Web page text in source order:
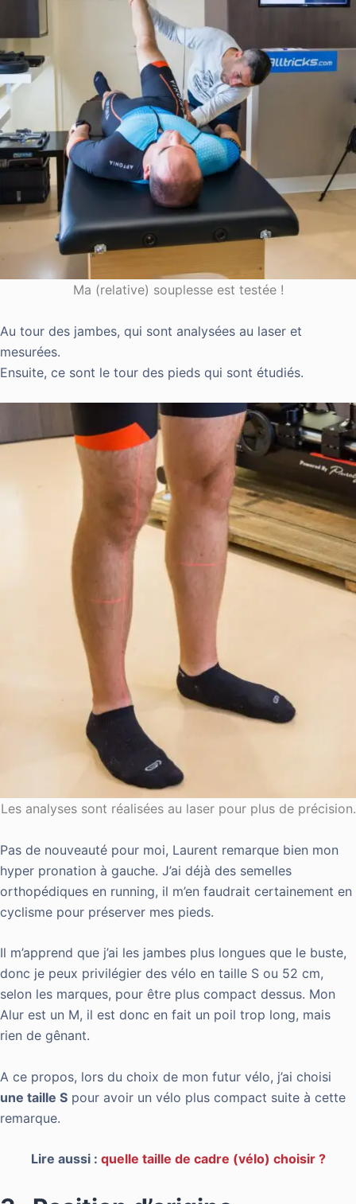
Ma (relative) souplesse est testée !
Au tour des jambes, qui sont analysées au laser et
mesurées.
Ensuite, ce sont le tour des pieds qui sont étudiés.
Les analyses sont réalisées au laser pour plus de précision.
Pas de nouveauté pour moi, Laurent remarque bien mon
hyper pronation à gauche. J’ai déjà des semelles
orthopédiques en running, il m’en faudrait certainement en
cyclisme pour préserver mes pieds.
Il m’apprend que j’ai les jambes plus longues que le buste,
donc je peux privilégier des vélo en taille S ou 52 cm,
selon les marques, pour être plus compact dessus. Mon
Alur est un M, il est donc en fait un poil trop long, mais
rien de gênant.
A ce propos, lors du choix de mon futur vélo, j’ai choisi
une taille S pour avoir un vélo plus compact suite à cette
remarque.
Lire aussi : quelle taille de cadre (vélo) choisir ?